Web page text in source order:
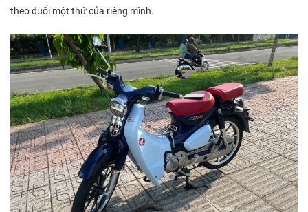
theo đuổi một thứ của riêng mình.